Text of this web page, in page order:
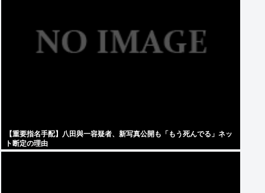
【重要指名手配】八田與一容疑者、新写真公開も「もう死んでる」ネッ
ト断定の理由